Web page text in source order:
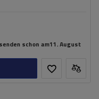
schon am11. August